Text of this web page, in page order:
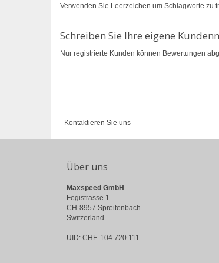
Verwenden Sie Leerzeichen um Schlagworte zu
Schreiben Sie Ihre eigene
Nur registrierte Kunden können Bewertungen
Kontaktieren Sie uns
Über uns
Maxspeed GmbH
Fegistrasse 1
CH-8957 Spreitenbach
Switzerland
UID: CHE-104.720.111